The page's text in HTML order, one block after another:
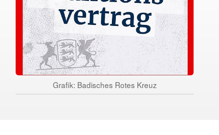
Grafik: Badisches Rotes Kreuz